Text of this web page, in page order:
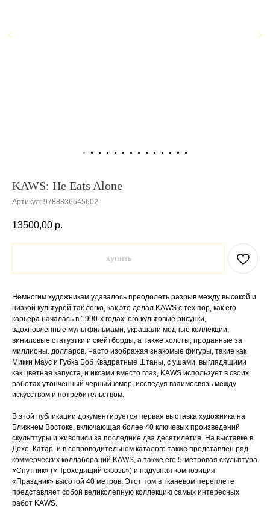
KAWS: He Eats Alone
Артикул: 9788836645602
13500,00 р.
купить
Немногим художникам удавалось преодолеть разрыв между высокой и
низкой культурой так легко, как это делал KAWS с тех пор, как его
карьера началась в 1990-х годах: его культовые рисунки,
вдохновленные мультфильмами, украшали модные коллекции,
виниловые статуэтки и скейтборды, а также холсты, проданные за
миллионы. долларов. Часто изображая знакомые фигуры, такие как
Микки Маус и Губка Боб Квадратные Штаны, с ушами, выглядящими
как цветная капуста, и иксами вместо глаз, KAWS использует в своих
работах утонченный черный юмор, исследуя взаимосвязь между
искусством и потребительством.
В этой публикации документируется первая выставка художника на
Ближнем Востоке, включающая более 40 ключевых произведений
скульптуры и живописи за последние два десятилетия. На выставке в
Дохе, Катар, и в сопроводительном каталоге также представлен ряд
коммерческих коллабораций KAWS, а также его 5-метровая скульптура
«Спутник» («Проходящий сквозь») и надувная композиция
«Праздник» высотой 40 метров. Этот том в тканевом переплете
представляет собой великолепную коллекцию самых интересных
работ KAWS.